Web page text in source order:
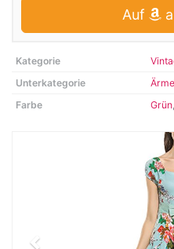
Auf
Kategorie
Unterkategorie
Farbe
Grün,